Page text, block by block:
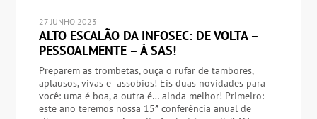
27 JUNHO 2023
ALTO ESCALÃO DA INFOSEC: DE VOLTA –
PESSOALMENTE – À SAS!
Preparem as trombetas, ouça o rufar de tambores,
aplausos, vivas e assobios! Eis duas novidades para
você: uma é boa, a outra é… ainda melhor! Primeiro:
este ano teremos nossa 15ª conferência anual de